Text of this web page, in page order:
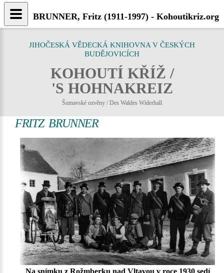
JIHOČESKÁ VĚDECKÁ KNIHOVNA V ČESKÝCH
BUDĚJOVICÍCH
KOHOUTÍ KŘÍŽ /
'S HOHNAKREIZ
Šumavské ozvěny / Des Waldes Widerhall
FRITZ BRUNNER
Na snímku z Rožmberku nad Vltavou v roce 1930 sedí
BRUNNER, Fritz (1911-1997) - Kohoutikriz.org